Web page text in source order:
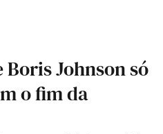
Johnson só
o fim da